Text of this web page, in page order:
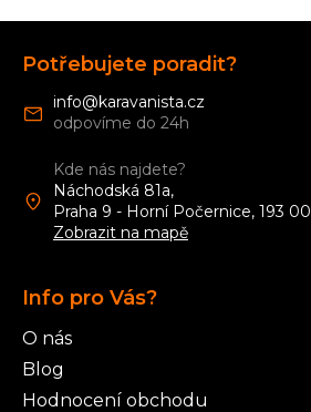
Potřebujete poradit?
info@karavanista.cz
Kde nás najdete?
Náchodská 81a,
Praha 9 - Horní Počernice, 193 00
Zobrazit na mapě
Info pro Vás?
O nás
Blog
Hodnocení obchodu